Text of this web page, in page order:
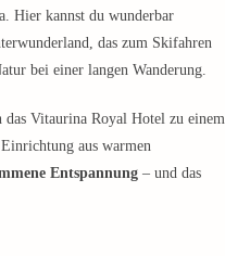
Hier kannst du wunderbar
das zum Skifahren
bei einer langen Wanderung.
Vitaurina Royal Hotel zu einem
aus warmen
Entspannung – und das